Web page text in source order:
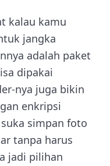
kalau kamu
jangka
adalah paket
dipakai
nya juga bikin
enkripsi
simpan foto
tanpa harus
jadi pilihan